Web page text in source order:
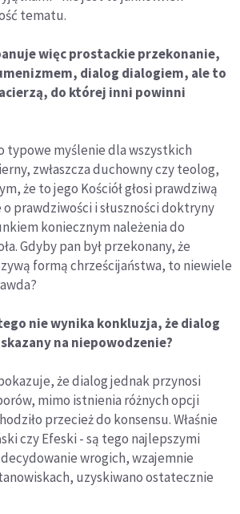
tematu.
więc prostackie przekonanie,
dialog dialogiem, ale to
do której inni powinni
typowe myślenie dla wszystkich
zwłaszcza duchowny czy teolog,
że to jego Kościół głosi prawdziwą
prawdziwości i słuszności doktryny
koniecznym należenia do
Gdyby pan był przekonany, że
formą chrześcijaństwa, to niewiele
nie wynika konkluzja, że dialog
na niepowodzenie?
że dialog jednak przynosi
mimo istnienia różnych opcji
przecież do konsensu. Właśnie
czy Efeski - są tego najlepszymi
wrogich, wzajemnie
uzyskiwano ostatecznie